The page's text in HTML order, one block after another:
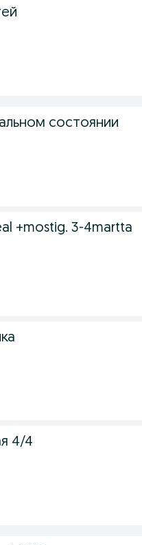
состоянии
+mostig. 3-4martta
4/4